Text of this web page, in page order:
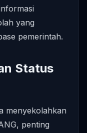
yang
pemerintah.
Status
menyekolahkan
penting